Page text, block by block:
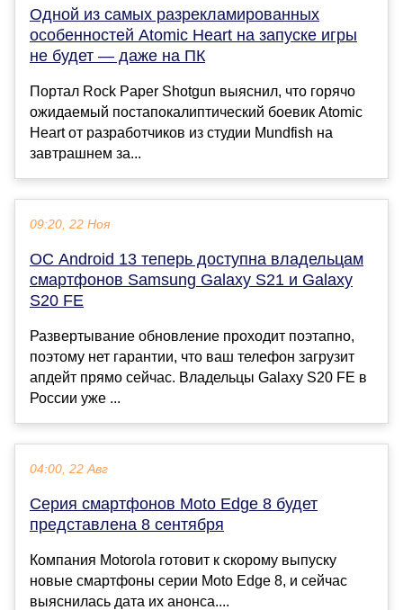
Одной из самых разрекламированных
особенностей Atomic Heart на запуске игры
не будет — даже на ПК
Портал Rock Paper Shotgun выяснил, что горячо
ожидаемый постапокалиптический боевик Atomic
Heart от разработчиков из студии Mundfish на
завтрашнем за...
09:20, 22 Ноя
ОС Android 13 теперь доступна владельцам
смартфонов Samsung Galaxy S21 и Galaxy
S20 FE
Развертывание обновление проходит поэтапно,
поэтому нет гарантии, что ваш телефон загрузит
апдейт прямо сейчас. Владельцы Galaxy S20 FE в
России уже ...
04:00, 22 Авг
Серия смартфонов Moto Edge 8 будет
представлена 8 сентября
Компания Motorola готовит к скорому выпуску
новые смартфоны серии Moto Edge 8, и сейчас
выяснилась дата их анонса....